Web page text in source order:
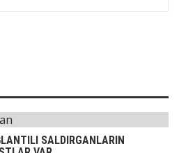
SALDIRGANLARIN